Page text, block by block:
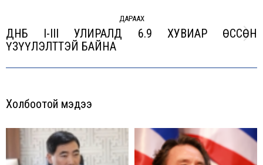
ДАРААХ
Next
ДНБ I-III УЛИРАЛД 6.9 ХУВИАР ӨССӨН
ҮЗҮҮЛЭЛТТЭЙ БАЙНА
Холбоотой мэдээ